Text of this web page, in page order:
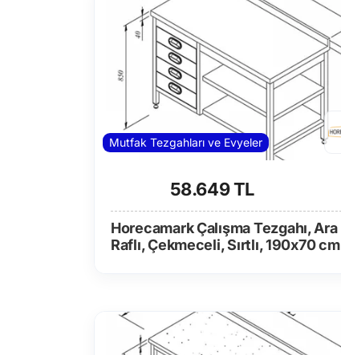
Mutfak Tezgahları ve Evyeler
58.649 TL
Horecamark Çalışma Tezgahı, Ara
Raflı, Çekmeceli, Sırtlı, 190x70 cm